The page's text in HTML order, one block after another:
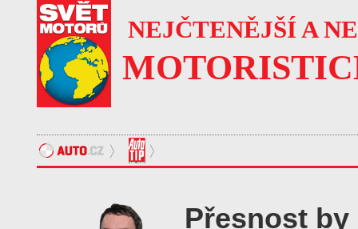
NEJČTENĚJŠÍ A
Přesnost